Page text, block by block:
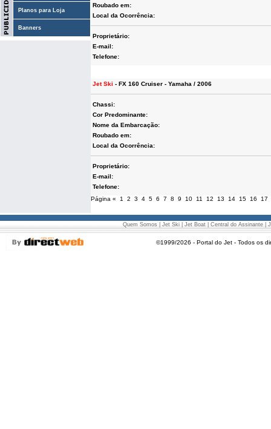
Planos para Loja
Banners
Roubado em:
Local da Ocorrência:
Proprietário:
E-mail:
Telefone:
Jet Ski - FX 160 Cruiser - Yamaha / 2006
Chassi:
Cor Predominante:
Nome da Embarcação:
Roubado em:
Local da Ocorrência:
Proprietário:
E-mail:
Telefone:
Página « 1 2 3 4 5 6 7 8 9 10 11 12 13 14 15 16 17
Quem Somos Jet Ski Jet Boat Central do Assinante
©1999/2026 - Portal do Jet - Todos os